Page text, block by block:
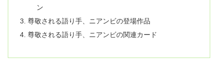
ン
尊敬される語り手、ニアンビの登場作品
尊敬される語り手、ニアンビの関連カード